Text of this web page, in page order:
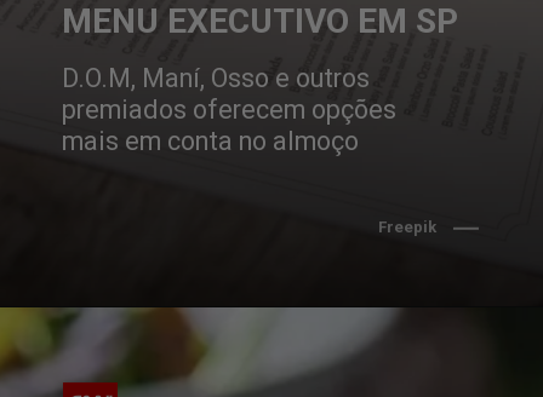
MENU EXECUTIVO EM SP
D.O.M, Maní, Osso e outros
premiados oferecem opções
mais em conta no almoço
Freepik